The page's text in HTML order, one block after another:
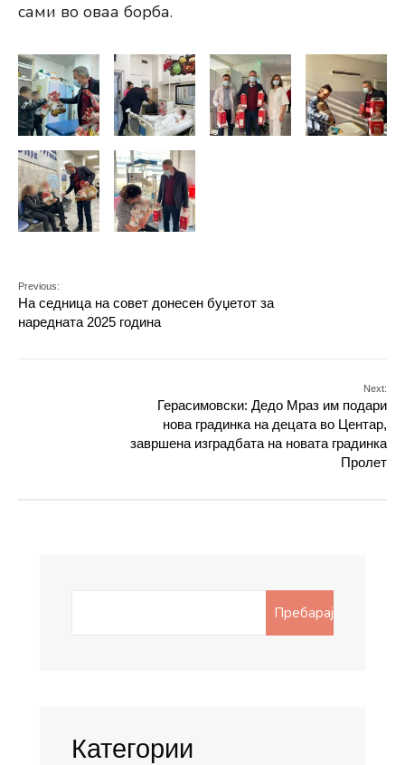
сами во оваа борба.
Previous:
На седница на совет донесен буџетот за
наредната 2025 година
Next:
Герасимовски: Дедо Мраз им подари
нова градинка на децата во Центар,
завршена изградбата на новата градинка
Пролет
Пребарај
Категории